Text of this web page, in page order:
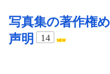
写真集の著作権
声明
14